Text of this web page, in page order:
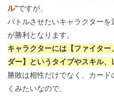
ル”ですが、
バトルさせたいキャラクター
が勝利となります。
キャラクターには【ファイタ
ダー】というタイプやスキル
勝敗は相性だけでなく、カー
くみたいなので、